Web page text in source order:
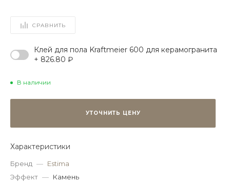
СРАВНИТЬ
Клей для пола Kraftmeier 600 для керамогранита
+ 826.80 ₽
В наличии
УТОЧНИТЬ ЦЕНУ
Характеристики
Бренд — Estima
Эффект — Камень